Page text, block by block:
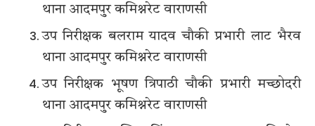
थाना आदमपुर कमिश्नरेट वाराणसी
उप निरीक्षक बलराम यादव चौकी प्रभारी लाट भैरव
थाना आदमपुर कमिश्नरेट वाराणसी
उप निरीक्षक भूषण त्रिपाठी चौकी प्रभारी मच्छोदरी
थाना आदमपुर कमिश्नरेट वाराणसी